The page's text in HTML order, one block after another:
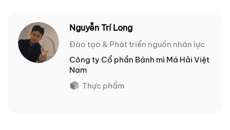
Nguyễn Trí Long
Đào tạo & Phát triển nguồn nhân lực
Công ty Cổ phần Bánh mì Má Hải Việt
Nam
Thực phẩm